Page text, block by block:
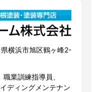
横浜市旭区鶴ヶ峰2-
業訓練指導員、
ディングメンテナン